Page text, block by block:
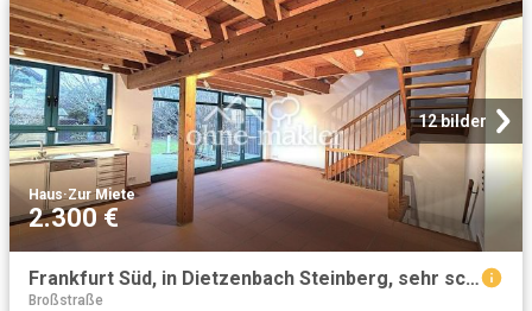
12 bilder
Haus·Zur Miete
2.300 €
Frankfurt Süd, in Dietzenbach Steinberg, sehr schönes Haus mit großem Garten, Garage, EBK und Sauna
Broßstraße